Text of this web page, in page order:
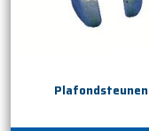
Plafondsteunen